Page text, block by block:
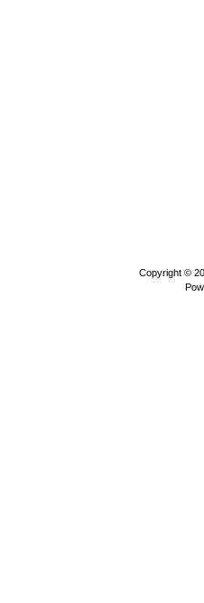
Copyright ©